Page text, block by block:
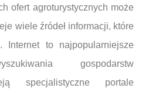
ofert agroturystycznych może
wiele źródeł informacji, które
Internet to najpopularniejsze
gospodarstw
specjalistyczne portale